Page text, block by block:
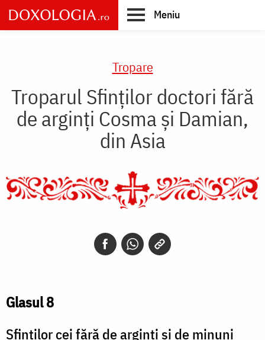
Skip
to
main
Meniu
Tropare
Troparul Sfinţilor doctori fără
de arginţi Cosma şi Damian,
din Asia
Glasul 8
Sfinţilor cei fără de arginţi şi de minuni